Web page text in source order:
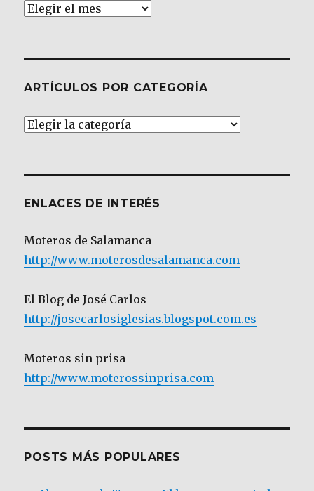
Archivos
ARTÍCULOS POR CATEGORÍA
Artículos
ENLACES DE INTERÉS
Moteros de Salamanca
http://www.moterosdesalamanca.com
El Blog de José Carlos
http://josecarlosiglesias.blogspot.com.es
Moteros sin prisa
http://www.moterossinprisa.com
POSTS MÁS POPULARES